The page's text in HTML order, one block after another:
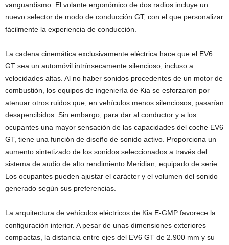
vanguardismo. El volante ergonómico de dos radios incluye un
nuevo selector de modo de conducción GT, con el que personalizar
fácilmente la experiencia de conducción.
La cadena cinemática exclusivamente eléctrica hace que el EV6
GT sea un automóvil intrínsecamente silencioso, incluso a
velocidades altas. Al no haber sonidos procedentes de un motor de
combustión, los equipos de ingeniería de Kia se esforzaron por
atenuar otros ruidos que, en vehículos menos silenciosos, pasarían
desapercibidos. Sin embargo, para dar al conductor y a los
ocupantes una mayor sensación de las capacidades del coche EV6
GT, tiene una función de diseño de sonido activo. Proporciona un
aumento sintetizado de los sonidos seleccionados a través del
sistema de audio de alto rendimiento Meridian, equipado de serie.
Los ocupantes pueden ajustar el carácter y el volumen del sonido
generado según sus preferencias.
La arquitectura de vehículos eléctricos de Kia E-GMP favorece la
configuración interior. A pesar de unas dimensiones exteriores
compactas, la distancia entre ejes del EV6 GT de 2.900 mm y su